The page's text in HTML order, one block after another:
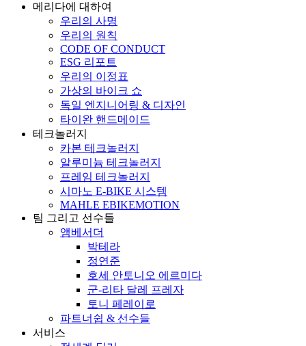
메리다에 대하여
우리의 사명
우리의 원칙
CODE OF CONDUCT
ESG 리포트
우리의 이정표
가상의 바이크 쇼
독일 엔지니어링 & 디자인
타이완 핸드메이드
테크놀러지
카본 테크놀러지
알루미늄 테크놀러지
프레임 테크놀러지
시마노 E-BIKE 시스템
MAHLE EBIKEMOTION
팀 그리고 선수들
앰베서더
박테라
정연준
호세 안토니오 에르미다
군-리타 달레 프레자
토니 페레이로
파트너쉽 & 선수들
서비스